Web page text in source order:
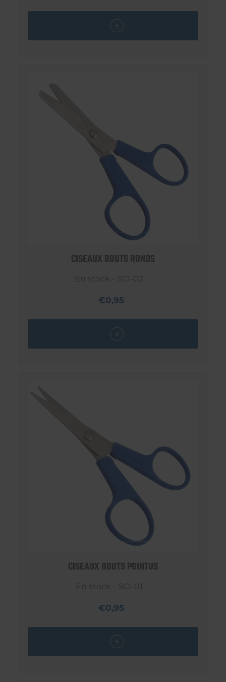
CISEAUX BOUTS RONDS
En stock - SCI-02
€0,95
CISEAUX BOUTS POINTUS
En stock - SCI-01
€0,95